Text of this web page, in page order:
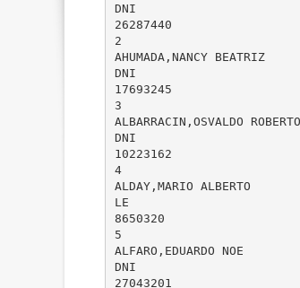
DNI
26287440
2
AHUMADA,NANCY BEATRIZ
DNI
17693245
3
ALBARRACIN,OSVALDO ROBERTO
DNI
10223162
4
ALDAY,MARIO ALBERTO
LE
8650320
5
ALFARO,EDUARDO NOE
DNI
27043201